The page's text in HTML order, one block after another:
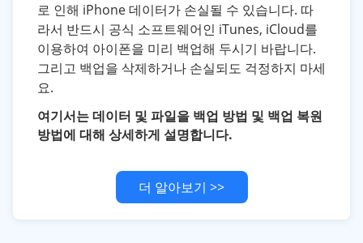
로 인해 iPhone 데이터가 손실될 수 있습니다. 따
라서 반드시 공식 소프트웨어인 iTunes, iCloud를
이용하여 아이폰을 미리 백업해 두시기 바랍니다.
그리고 백업을 삭제하거나 손실되도 걱정하지 마세
요.
여기서는 데이터 및 파일을 백업 방법 및 백업 복원
방법에 대해 상세하게 설명합니다.
더 알아보기 >>